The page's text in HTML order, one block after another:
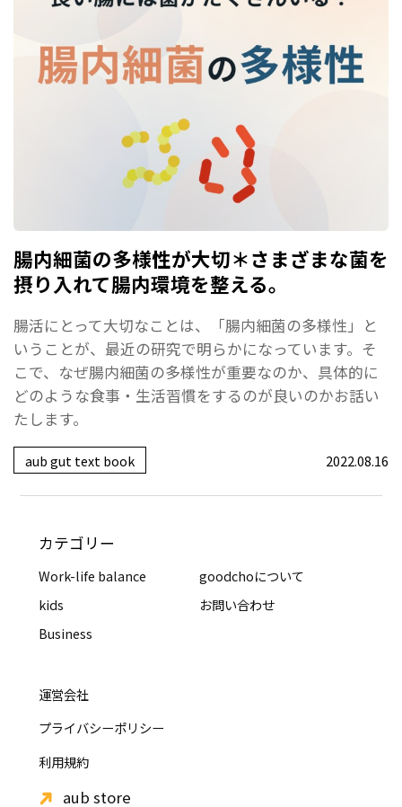
腸内細菌の多様性が大切＊さまざまな菌を
摂り入れて腸内環境を整える。
腸活にとって大切なことは、「腸内細菌の多様性」と
いうことが、最近の研究で明らかになっています。そ
こで、なぜ腸内細菌の多様性が重要なのか、具体的に
どのような食事・生活習慣をするのが良いのかお話い
たします。
aub gut text book 2022.08.16
カテゴリー
Work-life balance
goodchoについて
kids
お問い合わせ
Business
運営会社
プライバシーポリシー
利用規約
aub store